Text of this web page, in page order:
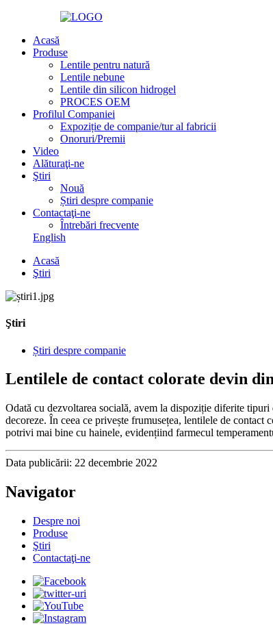
Acasă
Produse
Lentile pentru natură
Lentile nebune
Lentile din silicon hidrogel
PROCES OEM
Profilul Companiei
Expoziție de companie/tur al fabricii
Onoruri/Premii
Video
Alăturaţi-ne
Ştiri
Nouă
Știri despre companie
Contactaţi-ne
Întrebări frecvente
English
Acasă
Ştiri
Ştiri
Știri despre companie
Lentilele de contact colorate devin
Odată cu dezvoltarea socială, avem la dispoziție diferite
decoreze. În ceea ce privește frumusețea, lentilele de
potrivi mai bine cu hainele, evidențiind farmecul
Data publicării: 22 decembrie 2022
Navigator
Despre noi
Produse
Ştiri
Contactaţi-ne